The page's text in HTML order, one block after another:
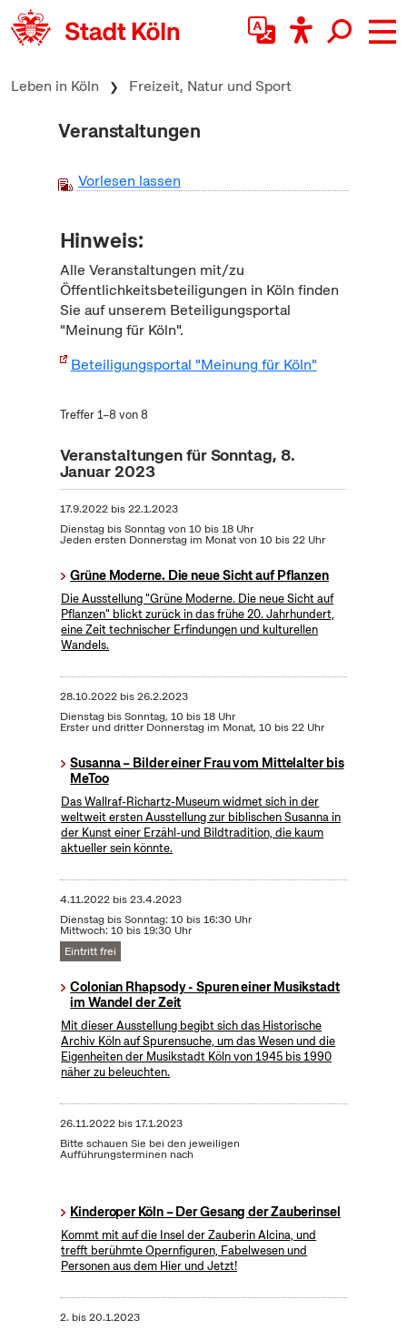
zum Inhalt springen
Leben in Köln Freizeit, Natur und Sport
Veranstaltungen
Vorlesen lassen
Hinweis:
Alle Veranstaltungen mit/zu
Öffentlichkeitsbeteiligungen in Köln finden
Sie auf unserem Beteiligungsportal
"Meinung für Köln".
Beteiligungsportal "Meinung für Köln"
Treffer 1–8 von 8
Veranstaltungen für Sonntag, 8.
Januar 2023
17.9.2022bis22.1.2023
Dienstag bis Sonntag von 10 bis 18 Uhr
Jeden ersten Donnerstag im Monat von 10 bis 22 Uhr
Grüne Moderne. Die neue Sicht auf Pflanzen
Die Ausstellung "Grüne Moderne. Die neue Sicht auf
Pflanzen" blickt zurück in das frühe 20. Jahrhundert,
eine Zeit technischer Erfindungen und kulturellen
Wandels.
28.10.2022bis26.2.2023
Dienstag bis Sonntag, 10 bis 18 Uhr
Erster und dritter Donnerstag im Monat, 10 bis 22 Uhr
Susanna – Bilder einer Frau vom Mittelalter bis
MeToo
Das Wallraf-Richartz-Museum widmet sich in der
weltweit ersten Ausstellung zur biblischen Susanna in
der Kunst einer Erzähl-und Bildtradition, die kaum
aktueller sein könnte.
4.11.2022bis23.4.2023
Dienstag bis Sonntag: 10 bis 16:30 Uhr
Mittwoch: 10 bis 19:30 Uhr
Eintritt frei
Colonian Rhapsody - Spuren einer Musikstadt
im Wandel der Zeit
Mit dieser Ausstellung begibt sich das Historische
Archiv Köln auf Spurensuche, um das Wesen und die
Eigenheiten der Musikstadt Köln von 1945 bis 1990
näher zu beleuchten.
26.11.2022bis17.1.2023
Bitte schauen Sie bei den jeweiligen
Aufführungsterminen nach
Kinderoper Köln – Der Gesang der Zauberinsel
Kommt mit auf die Insel der Zauberin Alcina, und
trefft berühmte Opernfiguren, Fabelwesen und
Personen aus dem Hier und Jetzt!
2. bis20.1.2023